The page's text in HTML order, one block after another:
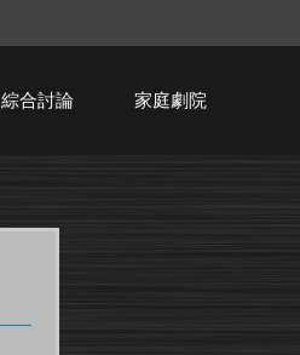
綜合討論 家庭劇院